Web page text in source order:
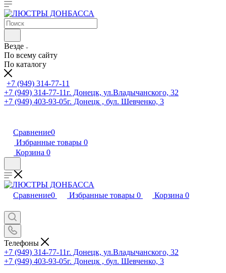
Везде
По всему сайту
По каталогу
+7 (949) 314-77-11
+7 (949) 314-77-11г. Донецк, ул.Владычанского, 32
+7 (949) 403-93-05г. Донецк , бул. Шевченко, 3
Сравнение0
Избранные товары 0
Корзина 0
Сравнение0 Избранные товары 0 Корзина 0
Телефоны
+7 (949) 314-77-11г. Донецк, ул.Владычанского, 32
+7 (949) 403-93-05г. Донецк , бул. Шевченко, 3